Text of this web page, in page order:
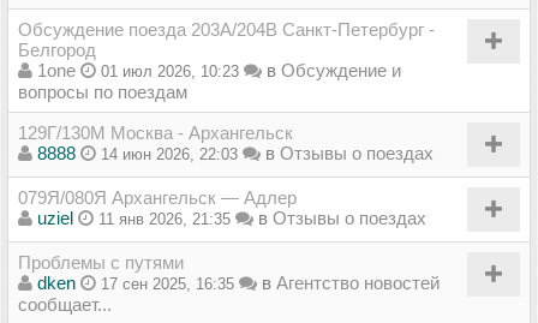
Обсуждение поезда 203А/204В Санкт-Петербург -
Белгород
1one
01 июл 2026, 10:23 в Обсуждение и
вопросы по поездам
129Г/130М Москва - Архангельск
8888
14 июн 2026, 22:03 в Отзывы о поездах
079Я/080Я Архангельск — Адлер
uziel
11 янв 2026, 21:35 в Отзывы о поездах
Проблемы с путями
dken
17 сен 2025, 16:35 в Агентство новостей
сообщает...